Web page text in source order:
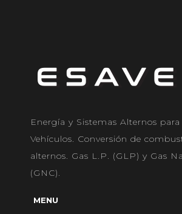
Energía y Sistemas Alternos para
Vehículos. Conversión de
alternos. Gas L.P. (GLP) y Gas
(GNC).
MENU